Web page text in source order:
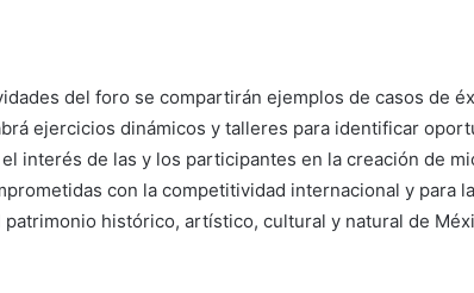
del foro se compartirán ejemplos de casos de
ejercicios dinámicos y talleres para identificar
interés de las y los participantes en la creación de
con la competitividad internacional y para
histórico, artístico, cultural y natural de